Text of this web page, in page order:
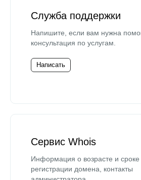
Служба поддержки
Напишите, если вам нужна
консультация по услугам.
Написать
Сервис Whois
Информация о возрасте и сроке
регистрации домена, контакты